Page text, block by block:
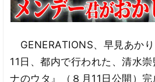
GENERATIONS、早見あか
11日、都内で行われた、清水
ナのウタ』（８月11日公開）